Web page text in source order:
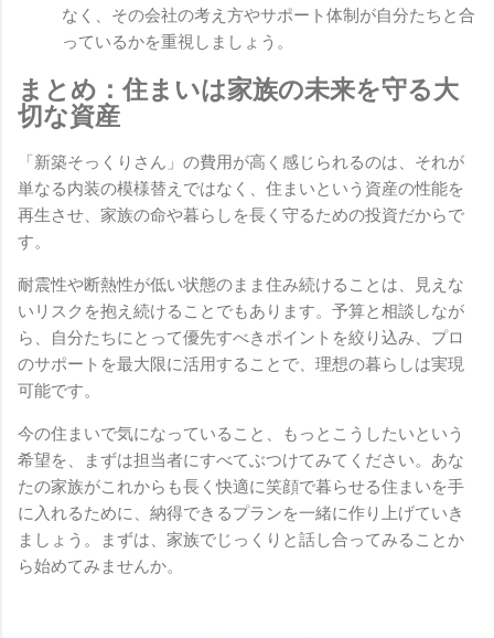
なく、その会社の考え方やサポート体制が自分たちと合
っているかを重視しましょう。
まとめ：住まいは家族の未来を守る大
切な資産
「新築そっくりさん」の費用が高く感じられるのは、それが
単なる内装の模様替えではなく、住まいという資産の性能を
再生させ、家族の命や暮らしを長く守るための投資だからで
す。
耐震性や断熱性が低い状態のまま住み続けることは、見えな
いリスクを抱え続けることでもあります。予算と相談しなが
ら、自分たちにとって優先すべきポイントを絞り込み、プロ
のサポートを最大限に活用することで、理想の暮らしは実現
可能です。
今の住まいで気になっていること、もっとこうしたいという
希望を、まずは担当者にすべてぶつけてみてください。あな
たの家族がこれからも長く快適に笑顔で暮らせる住まいを手
に入れるために、納得できるプランを一緒に作り上げていき
ましょう。まずは、家族でじっくりと話し合ってみることか
ら始めてみませんか。